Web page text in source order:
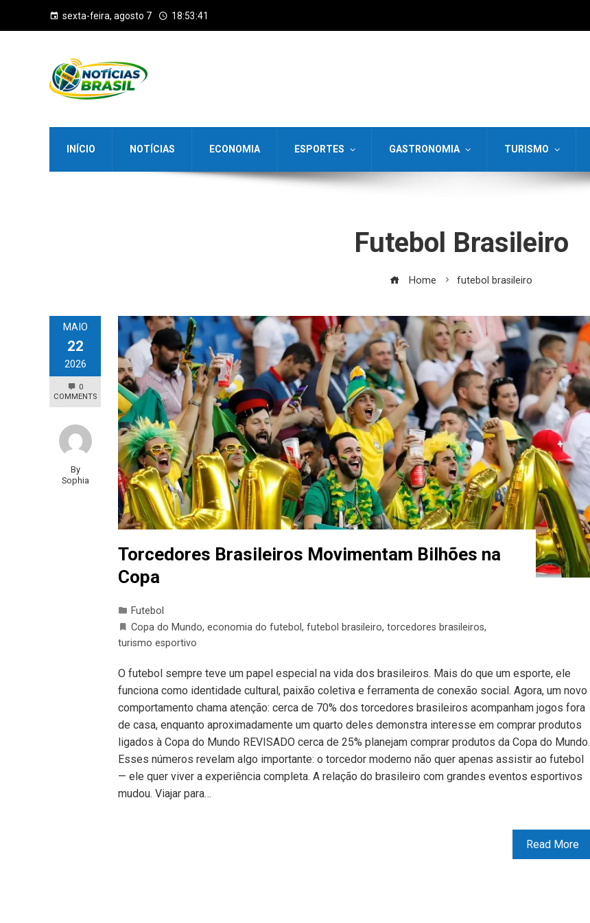
sexta-feira, agosto 7 18:53:42
INÍCIO NOTÍCIAS ECONOMIA ESPORTES GASTRONOMIA TURISMO
Futebol Brasileiro
Home futebol brasileiro
MAIO
22
2026
0
COMMENTS
By
Sophia
Torcedores Brasileiros Movimentam Bilhões na
Copa
Futebol
Copa do Mundo, economia do futebol , futebol brasileiro, torcedores brasileiros,
turismo esportivo
O futebol sempre teve um papel especial na vida dos brasileiros. Mais do que um esporte, ele
funciona como identidade cultural, paixão coletiva e ferramenta de conexão social. Agora, um novo
comportamento chama atenção: cerca de 70% dos torcedores brasileiros acompanham jogos fora
de casa, enquanto aproximadamente um quarto deles demonstra interesse em comprar produtos
ligados à Copa do Mundo REVISADO cerca de 25% planejam comprar produtos da Copa do Mundo.
Esses números revelam algo importante: o torcedor moderno não quer apenas assistir ao futebol
— ele quer viver a experiência completa. A relação do brasileiro com grandes eventos esportivos
mudou. Viajar para…
Read More